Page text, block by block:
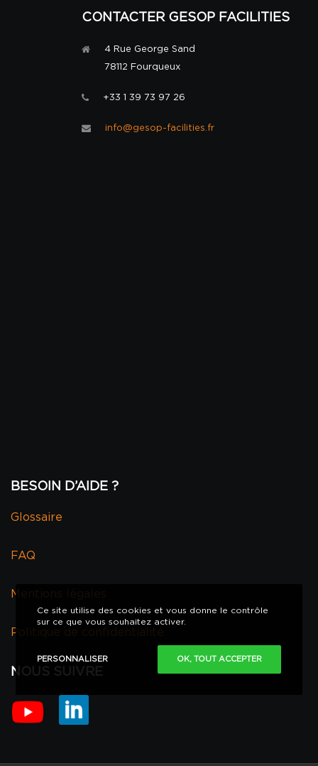
CONTACTER GESOP FACILITIES
4 Rue George Sand
78112 Fourqueux
+33 1 39 73 97 26
info@gesop-facilities.fr
BESOIN D’AIDE ?
Glossaire
FAQ
Mentions légales
Politique de confidentialité
NOUS SUIVRE
Ce site utilise des cookies et vous donne le contrôle
sur ce que vous souhaitez activer.
PERSONNALISER OK, TOUT ACCEPTER